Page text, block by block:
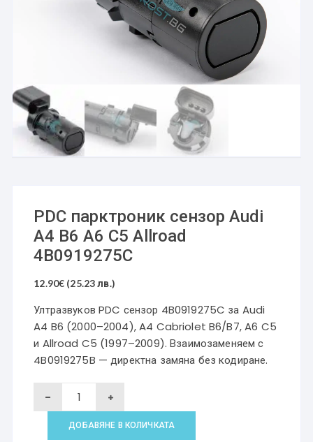
PDC парктроник сензор Audi
A4 B6 A6 C5 Allroad
4B0919275C
12.90€ (25.23 лв.)
Ултразвуков PDC сензор 4B0919275C за Audi
A4 B6 (2000–2004), A4 Cabriolet B6/B7, A6 C5
и Allroad C5 (1997–2009). Взаимозаменяем с
4B0919275B — директна замяна без кодиране.
количество
за
PDC
ДОБАВЯНЕ В КОЛИЧКАТА